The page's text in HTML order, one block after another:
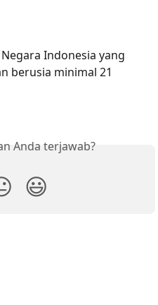
Indonesia yang
berusia minimal 21
Anda terjawab?
😃